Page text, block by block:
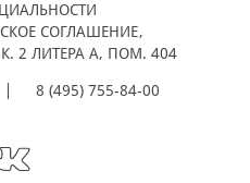
СОГЛАШЕНИЕ,
2 ЛИТЕРА А, ПОМ. 404
8 (495) 755-84-00